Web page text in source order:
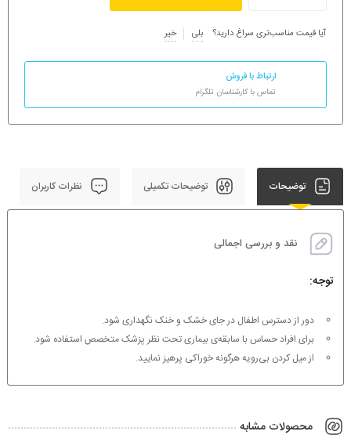
آیا قیمت مناسب‌تری سراغ دارید؟ بلی خیر
ارتباط با فروش
تماس با کارشناسان تلگرام
توضیحات توضیحات تکمیلی نظرات کاربران
نقد و بررسی اجمالی
توجه:
دور از دسترس اطفال در جای خشک و خنک نگهداری شود.
برای افراد حساس با سابقه‌ی بیماری تحت نظر پزشک متخصص استفاده شود.
از میل کردن بی‌رویه هرگونه خوراکی پرهیز نمایید.
محصولات مشابه